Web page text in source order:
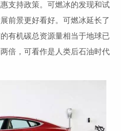
支持政策。可燃冰的发现和试
前景更好看好。可燃冰延长了
有机碳总资源量相当于地球已
倍，可看作是人类后石油时代